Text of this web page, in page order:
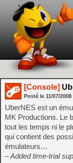
[Console]
Posté le 11/07/2008
UberNES est un
MK Productions. Le
tout les temps ni le
qui contient des
émulateurs…
– Added time-trial